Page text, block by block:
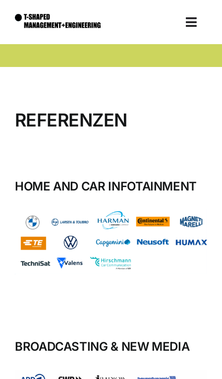
Inhalt
Toggle
Talente
REFERENZEN
HOME AND CAR INFOTAINMENT
BROADCASTING & NEW MEDIA